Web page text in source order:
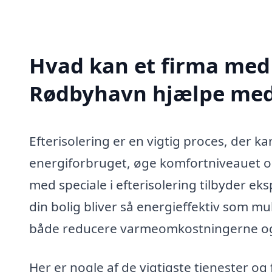
Hvad kan et firma
Rødbyhavn hjælpe
Efterisolering er en vigtig proces, der
energiforbruget, øge komfortniveauet
med speciale i efterisolering tilbyder
din bolig bliver så energieffektiv som
både reducere varmeomkostningerne
Her er nogle af de vigtigste tjenester